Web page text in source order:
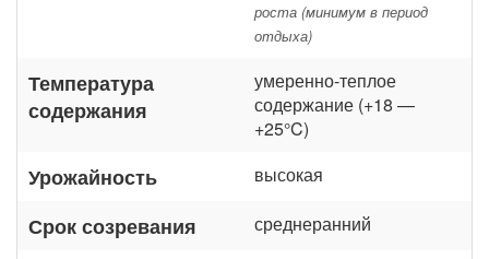
роста (минимум в период
отдыха)
Температура
содержания
умеренно-теплое
содержание (+18 —
+25°C)
Урожайность высокая
Срок созревания среднеранний